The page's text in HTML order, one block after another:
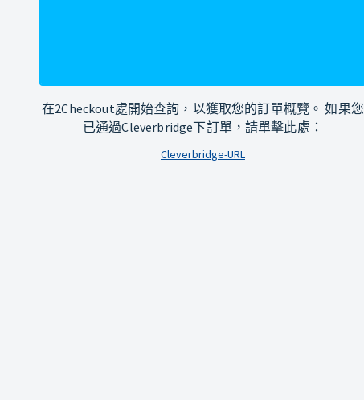
在2Checkout處開始查詢，以獲取您的訂單概覽。 如果您
已通過Cleverbridge下訂單，請單擊此處：
Cleverbridge-URL